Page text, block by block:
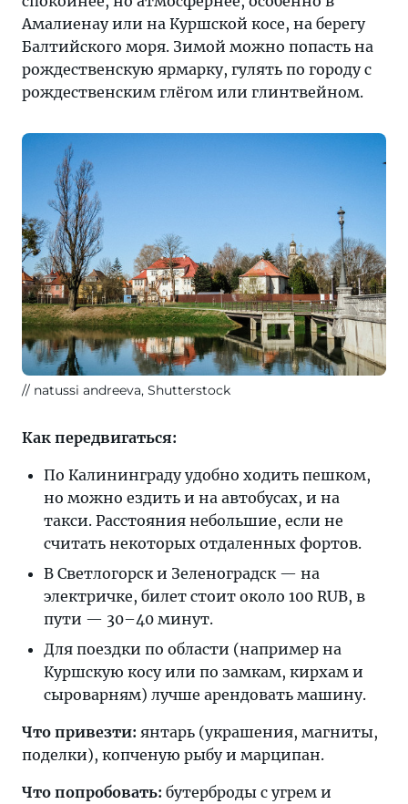
Амалиенау или на Куршской косе, на берегу
Балтийского моря. Зимой можно попасть на
рождественскую ярмарку, гулять по городу с
рождественским глёгом или глинтвейном.
natussi andreeva, Shutterstock
Как передвигаться:
По Калининграду удобно ходить пешком,
но можно ездить и на автобусах, и на
такси. Расстояния небольшие, если не
считать некоторых отдаленных фортов.
В Светлогорск и Зеленоградск — на
электричке, билет стоит около 100 RUB, в
пути — 30–40 минут.
Для поездки по области (например на
Куршскую косу или по замкам, кирхам и
сыроварням) лучше арендовать машину.
Что привезти: янтарь (украшения, магниты,
поделки), копченую рыбу и марципан.
Что попробовать: бутерброды с угрем и